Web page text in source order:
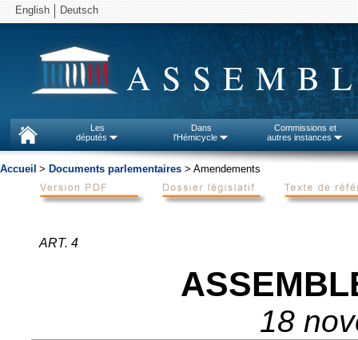
English Deutsch
Les
députés
Dans
l'Hémicycle
Commissions et
autres instances
Accueil > Documents parlementaires > Amendements
ART. 4
18